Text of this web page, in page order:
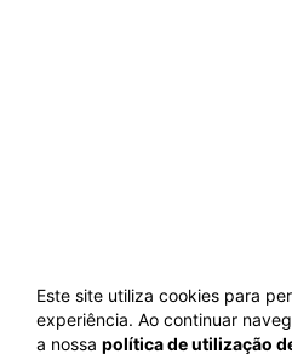
Este site utiliza cookies para
experiência. Ao continuar
a nossa política de utilização